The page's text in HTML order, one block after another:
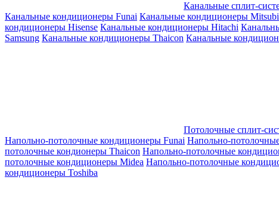
Канальные сплит-
Канальные кондиционеры Funai Канальные кондиционеры
кондиционеры Hisense Канальные кондиционеры Hitachi
Samsung Канальные кондиционеры Thaicon Канальные
Потолочные сплит-
Напольно-потолочные кондиционеры Funai Напольно-
потолочные кондионеры Thaicon Напольно-потолочные
потолочные кондиционеры Midea Напольно-потолочные
кондиционеры Toshiba